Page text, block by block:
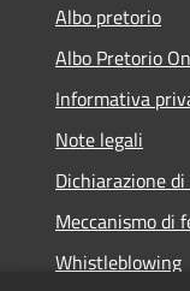
Albo pretorio
Albo Pretorio
Informativa
Note legali
Dichiarazione
Meccanismo di
Whistleblowing